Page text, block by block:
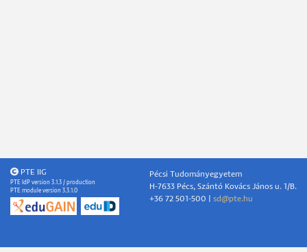
PTE IIG
PTE IdP version 3.1.3 / production
PTE module version 3.3.1.0
Pécsi Tudományegyetem
H-7633 Pécs, Szántó Kovács János u. 1/B.
+36 72 501-500 | sd@pte.hu